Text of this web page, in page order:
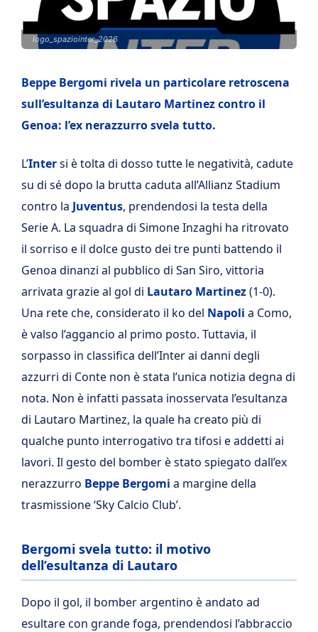
logo_spaziointer_2026
Beppe Bergomi rivela un particolare retroscena
sull’esultanza di Lautaro Martinez contro il
Genoa: l’ex nerazzurro svela tutto.
L’Intersi è tolta di dosso tutte le negatività, cadute
su di sé dopo la brutta caduta all’Allianz Stadium
contro la Juventus, prendendosi la testa della
Serie A. La squadra di Simone Inzaghi ha ritrovato
il sorriso e il dolce gusto dei tre punti battendo il
Genoa dinanzi al pubblico di San Siro, vittoria
arrivata grazie al gol di Lautaro Martinez(1-0).
Una rete che, considerato il ko del Napoli a Como,
è valso l’aggancio al primo posto. Tuttavia, il
sorpasso in classifica dell’Inter ai danni degli
azzurri di Conte non è stata l’unica notizia degna di
nota. Non è infatti passata inosservata l’esultanza
di Lautaro Martinez, la quale ha creato più di
qualche punto interrogativo tra tifosi e addetti ai
lavori. Il gesto del bomber è stato spiegato dall’ex
nerazzurro Beppe Bergomi a margine della
trasmissione ‘Sky Calcio Club’.
Bergomi svela tutto: il motivo
dell’esultanza di Lautaro
Dopo il gol, il bomber argentino è andato ad
esultare con grande foga, prendendosi l’abbraccio